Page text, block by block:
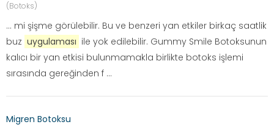
(Botoks)
... mi şişme görülebilir. Bu ve benzeri yan etkiler birkaç saatlik
buz uygulaması ile yok edilebilir. Gummy Smile Botoksunun
kalıcı bir yan etkisi bulunmamakla birlikte botoks işlemi
sırasında gereğinden f ...
Migren Botoksu